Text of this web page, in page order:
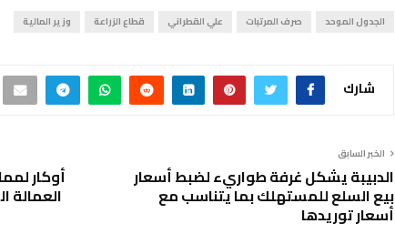
الجدول الموحد صرف المرتبات علي القطراني قطاع الزراعة وزير المالية
شارك
الخبر السابق
الدبيبة يشكل غرفة طواريء لضبط أسعار
بيع السلع للمستهلك بما يتناسب مع
أسعار توريدها
أوكار
العمالة